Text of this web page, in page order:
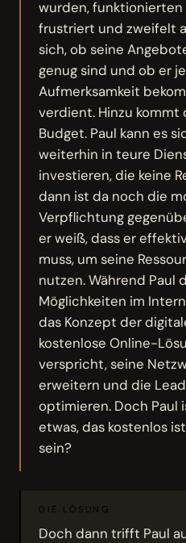
wurden,
frustriert und zweifelt
sich, ob seine
genug sind und ob er
Aufmerksamkeit
verdient. Hinzu kommt
Budget. Paul kann es
weiterhin in teure
investieren, die keine
dann ist da noch die
Verpflichtung
er weiß, dass er
muss, um seine
nutzen. Während Paul
Möglichkeiten im
das Konzept der
kostenlose Online-
verspricht, seine
erweitern und die
optimieren. Doch Paul
etwas, das kostenlos
sein?
DIE LÖSUNG
Doch dann trifft Paul